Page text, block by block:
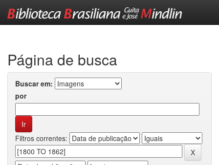
Página de busca
Buscar em:
por
Filtros correntes: